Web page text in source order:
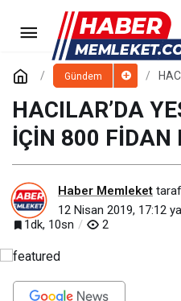
Gündem
HACILAR’DA
İÇİN 800 FİDAN
Haber Memleket
12 Nisan 2019, 17:12
1dk, 10sn
2
BAŞKAN
Yorum Yap